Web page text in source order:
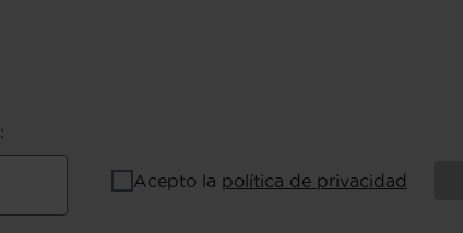
:
Acepto la política de privacidad